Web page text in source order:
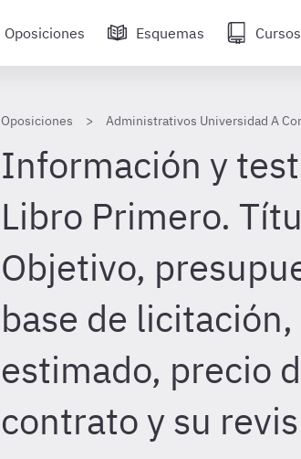
Oposiciones Esquemas Cursos
Oposiciones Administrativos Universidad A
Información y
Libro Primero.
Objetivo,
base de
estimado, precio
contrato y su